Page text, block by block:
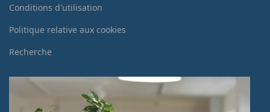
Conditions d'utilisation
Politique relative aux cookies
Recherche